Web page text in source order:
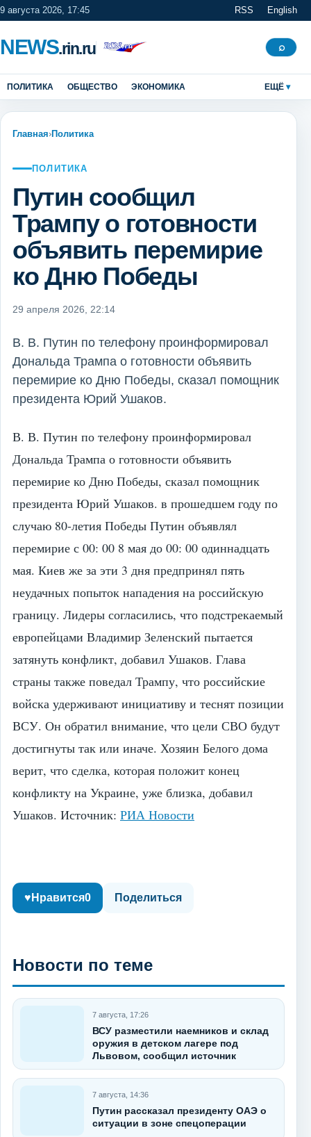
9 августа 2026, 17:45 RSS English
NEWS.rin.ru Поиск
⌕
ПОЛИТИКА ОБЩЕСТВО ЭКОНОМИКА ЕЩЁ
Главная›Политика
ПОЛИТИКА
Путин сообщил
Трампу о готовности
объявить перемирие
ко Дню Победы
29 апреля 2026, 22:14
В. В. Путин по телефону проинформировал
Дональда Трампа о готовности объявить
перемирие ко Дню Победы, сказал помощник
президента Юрий Ушаков.
В. В. Путин по телефону проинформировал
Дональда Трампа о готовности объявить
перемирие ко Дню Победы, сказал помощник
президента Юрий Ушаков. в прошедшем году по
случаю 80-летия Победы Путин объявлял
перемирие с 00: 00 8 мая до 00: 00 одиннадцать
мая. Киев же за эти 3 дня предпринял пять
неудачных попыток нападения на российскую
границу. Лидеры согласились, что подстрекаемый
европейцами Владимир Зеленский пытается
затянуть конфликт, добавил Ушаков. Глава
страны также поведал Трампу, что российские
войска удерживают инициативу и теснят позиции
ВСУ. Он обратил внимание, что цели СВО будут
достигнуты так или иначе. Хозяин Белого дома
верит, что сделка, которая положит конец
конфликту на Украине, уже близка, добавил
Ушаков. Источник: РИА Новости
♥ Нравится0 Поделиться
Новости по теме
7 августа, 17:26
ВСУ разместили наемников и склад
оружия в детском лагере под
Львовом, сообщил источник
7 августа, 14:36
Путин рассказал президенту ОАЭ о
ситуации в зоне спецоперации